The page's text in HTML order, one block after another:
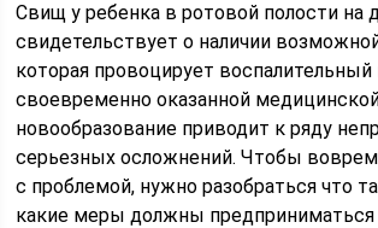
Свищ у ребенка в ротовой полости на
свидетельствует о наличии
которая провоцирует воспалительный
своевременно оказанной
новообразование приводит к ряду
серьезных осложнений. Чтобы
с проблемой, нужно разобраться что
какие меры должны предприниматься